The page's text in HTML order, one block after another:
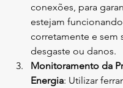
conexões, para
estejam funcionando
corretamente e sem
desgaste ou danos.
Monitoramento da
Energia: Utilizar